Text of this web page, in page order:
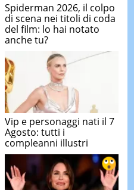
Spiderman 2026, il colpo
di scena nei titoli di coda
del film: lo hai notato
anche tu?
Vip e personaggi nati il 7
Agosto: tutti i
compleanni illustri